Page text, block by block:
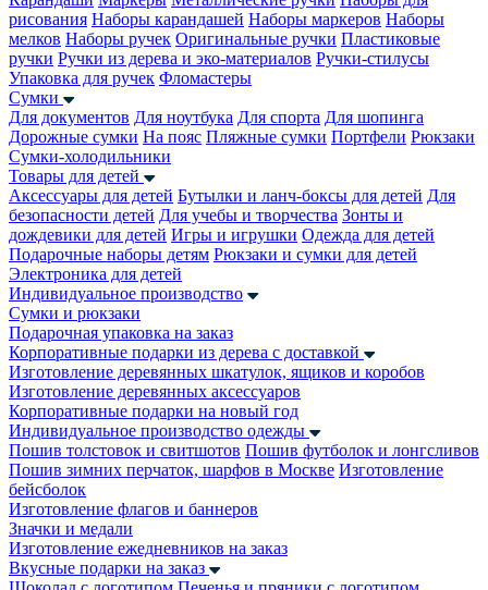
рисования Наборы карандашей Наборы маркеров Наборы
мелков Наборы ручек Оригинальные ручки Пластиковые
ручки Ручки из дерева и эко-материалов Ручки-стилусы
Упаковка для ручек Фломастеры
Сумки
Для документов Для ноутбука Для спорта Для шопинга
Дорожные сумки На пояс Пляжные сумки Портфели Рюкзаки
Сумки-холодильники
Товары для детей
Аксессуары для детей Бутылки и ланч-боксы для детей Для
безопасности детей Для учебы и творчества Зонты и
дождевики для детей Игры и игрушки Одежда для детей
Подарочные наборы детям Рюкзаки и сумки для детей
Электроника для детей
Индивидуальное производство
Сумки и рюкзаки
Подарочная упаковка на заказ
Корпоративные подарки из дерева с доставкой
Изготовление деревянных шкатулок, ящиков и коробов
Изготовление деревянных аксессуаров
Корпоративные подарки на новый год
Индивидуальное производство одежды
Пошив толстовок и свитшотов Пошив футболок и лонгсливов
Пошив зимних перчаток, шарфов в Москве Изготовление
бейсболок
Изготовление флагов и баннеров
Значки и медали
Изготовление ежедневников на заказ
Вкусные подарки на заказ